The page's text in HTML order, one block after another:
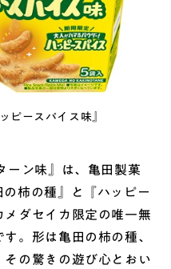
ピースパイス味』
ン味』は、亀田製菓
柿の種』と『ハッピー
メダセイカ限定の唯一無
。形は亀田の柿の種、
の驚きの遊び心とおい